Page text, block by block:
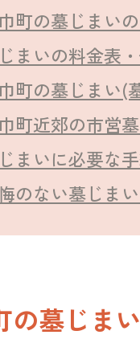
町の墓じまい
まいの料金表
町の墓じまい(
町近郊の市営
まいに必要な
のない墓じま
の墓じま